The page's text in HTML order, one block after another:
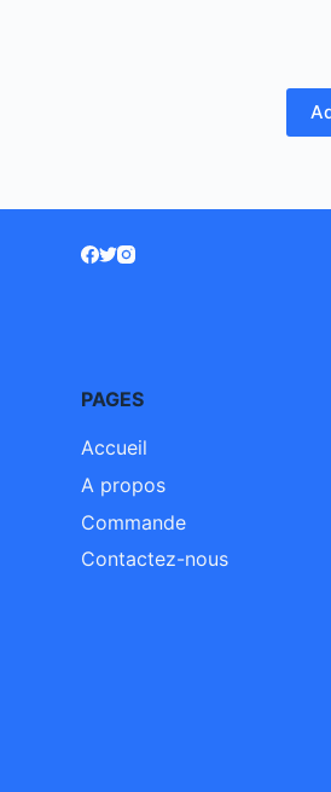
PAGES
Accueil
A propos
Commande
Contactez-nous